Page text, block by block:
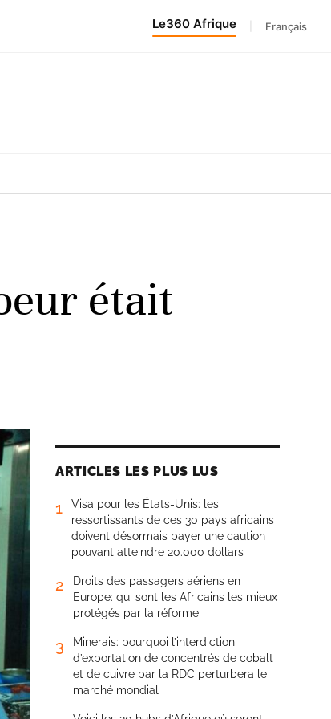
Le360 Afrique Français
était
ARTICLES LES PLUS LUS
1
Visa pour les États-Unis: les
ressortissants de ces 30 pays africains
doivent désormais payer une caution
pouvant atteindre 20.000 dollars
2
Droits des passagers aériens en
Europe: qui sont les Africains les mieux
protégés par la réforme
3
Minerais: pourquoi l’interdiction
d’exportation de concentrés de cobalt
et de cuivre par la RDC perturbera le
marché mondial